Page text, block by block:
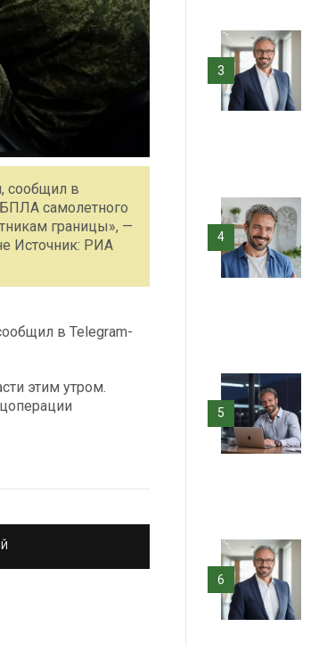
сообщил в
БПЛА самолетного
границы», —
Источник: РИА
в Telegram-
этим утром.
3
4
5
6